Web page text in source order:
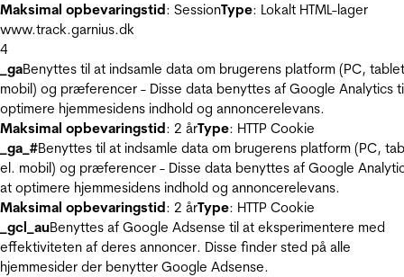
Maksimal opbevaringstid: SessionType: Lokalt HTML-lager
www.track.garnius.dk
4
_gaBenyttes til at indsamle data om brugerens platform (PC,
mobil) og præferencer - Disse data benyttes af Google Analytics
optimere hjemmesidens indhold og annoncerelevans.
Maksimal opbevaringstid: 2 årType: HTTP Cookie
_ga_#Benyttes til at indsamle data om brugerens platform (PC,
el. mobil) og præferencer - Disse data benyttes af Google
at optimere hjemmesidens indhold og annoncerelevans.
Maksimal opbevaringstid: 2 årType: HTTP Cookie
_gcl_auBenyttes af Google Adsense til at eksperimentere med
effektiviteten af deres annoncer. Disse finder sted på alle
hjemmesider der benytter Google Adsense.